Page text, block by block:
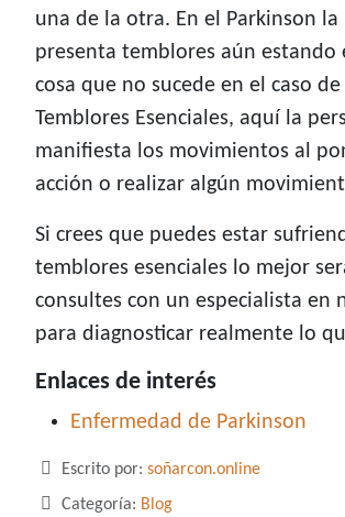
una de la otra. En el Parkinson la
presenta temblores aún estando
cosa que no sucede en el caso de
Temblores Esenciales, aquí la
manifiesta los movimientos al
acción o realizar algún
Si crees que puedes estar
temblores esenciales lo mejor
consultes con un especialista en
para diagnosticar realmente lo
Enlaces de interés
Enfermedad de Parkinson
Detalles
Escrito por: soñarcon.online
Categoría: Blog